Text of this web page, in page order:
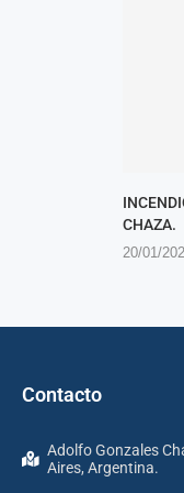
CHAZA.
20/01/
Contacto
Adolfo Gonzales
Aires, Argentina.